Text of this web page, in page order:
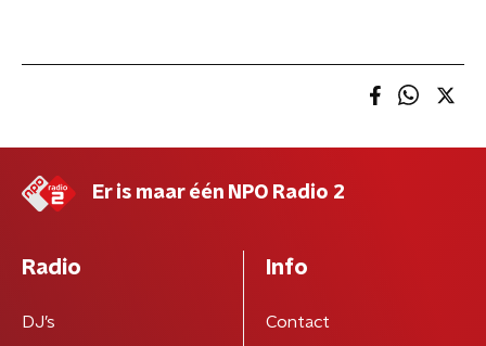
Er is maar één NPO Radio 2
Radio
DJ’s
Info
Contact